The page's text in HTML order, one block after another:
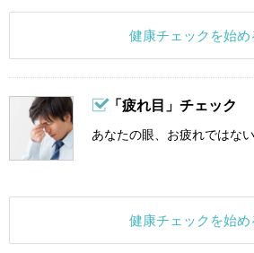
健康チェックを始め
「疲れ目」チェック
あなたの眼、お疲れではな
健康チェックを始め